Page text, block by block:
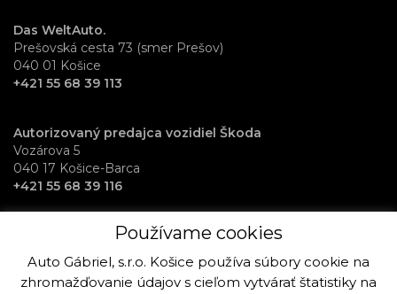
Das WeltAuto.
Prešovská cesta 73 (smer Prešov)
040 01 Košice
+421 55 68 39 113
Autorizovaný predajca vozidiel Škoda
Vozárova 5
040 17 Košice-Barca
+421 55 68 39 116
RentAuto požičovňa vozidiel
Osloboditeľov 70
040 17 Košice-Barca
Používame cookies
Auto Gábriel, s.r.o. Košice používa súbory cookie na
zhromažďovanie údajov s cieľom vytvárať štatistiky na